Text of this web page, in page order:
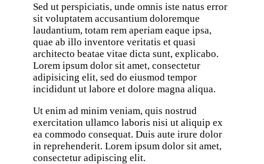
Sed ut perspiciatis, unde omnis iste natus error
sit voluptatem accusantium doloremque
laudantium, totam rem aperiam eaque ipsa,
quae ab illo inventore veritatis et quasi
architecto beatae vitae dicta sunt, explicabo.
Lorem ipsum dolor sit amet, consectetur
adipisicing elit, sed do eiusmod tempor
incididunt ut labore et dolore magna aliqua.
Ut enim ad minim veniam, quis nostrud
exercitation ullamco laboris nisi ut aliquip ex
ea commodo consequat. Duis aute irure dolor
in reprehenderit. Lorem ipsum dolor sit amet,
consectetur adipiscing elit.